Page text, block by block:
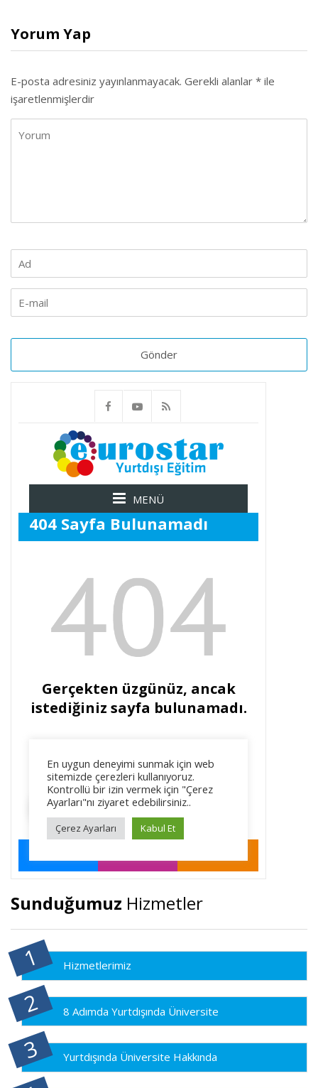
Yorum Yap
E-posta adresiniz yayınlanmayacak. Gerekli alanlar * ile
işaretlenmişlerdir
Sunduğumuz Hizmetler
Hizmetlerimiz
8 Adımda Yurtdışında Üniversite
Yurtdışında Üniversite Hakkında